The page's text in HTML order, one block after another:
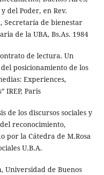
del Poder, en Rev.
Secretaría de bienestar
de la UBA, Bs.As. 1984
de lectura. Un
posicionamiento de los
Experiences,
IREP, Paris
de los discursos sociales y
reconocimiento,
por la Cátedra de M.Rosa
U.B.A.
Universidad de Buenos